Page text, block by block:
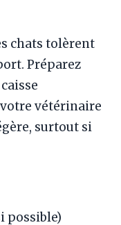
chats tolèrent
Préparez
vétérinaire
surtout si
possible)